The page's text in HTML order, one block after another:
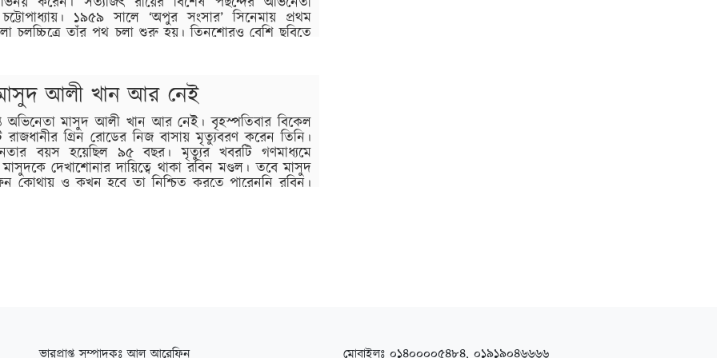
১৯৫৯ সালে ‘অপুর সংসার’ সিনেমায় প্রথম
চলচ্চিত্রে তাঁর পথ চলা শুরু হয়। তিনশোরও বেশি ছবিতে
আলী খান আর নেই
অভিনেতা মাসুদ আলী খান আর নেই। বৃহস্পতিবার বিকেল
রাজধানীর গ্রিন রোডের নিজ বাসায় মৃত্যুবরণ করেন তিনি।
বয়স হয়েছিল ৯৫ বছর। মৃত্যুর খবরটি গণমাধ্যমে
দেখাশোনার দায়িত্বে থাকা রবিন মণ্ডল। তবে মাসুদ
কোথায় ও কখন হবে তা নিশ্চিত করতে পারেননি রবিন।